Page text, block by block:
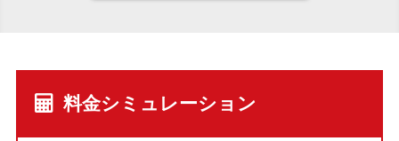
料金シミュレーション